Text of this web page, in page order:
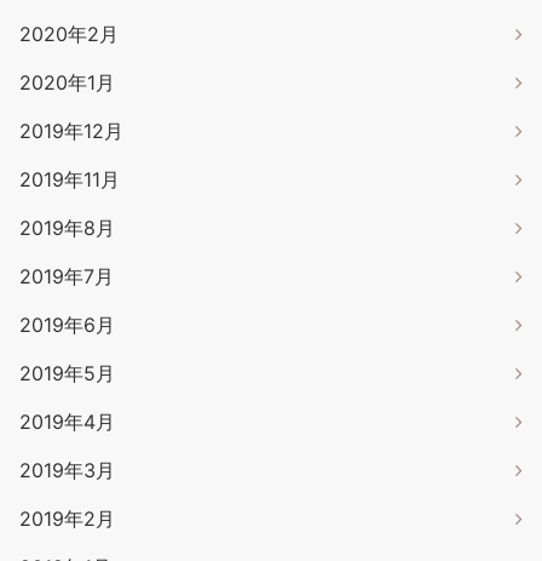
2020年2月
2020年1月
2019年12月
2019年11月
2019年8月
2019年7月
2019年6月
2019年5月
2019年4月
2019年3月
2019年2月